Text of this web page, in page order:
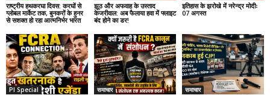
राष्ट्रीय हथकरघा दिवस: करघों से
ग्लोबल मार्केट तक, बुनकरों के हुनर
से सशक्त हो रहा आत्मनिर्भर भारत
झूठ और अफवाह के उस्ताद
केजरीवाल: अब फैलाया हवा में फ्लाइट
बंद होने का डर!
इतिहास के झरोखे में नरेन्द्र मोदीः
07 अगस्त
PI Special समाचार समाचार